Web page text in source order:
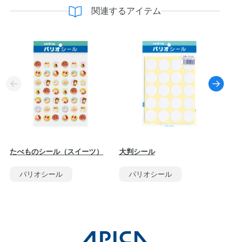
関連するアイテム
たべものシール（スイーツ）
パリオシール
大判シール
パリオシール